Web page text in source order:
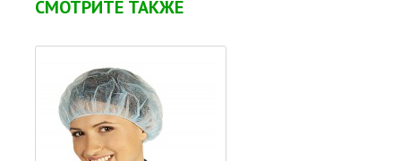
СМОТРИТЕ ТАКЖЕ